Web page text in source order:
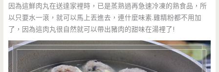
因為這鮮肉丸在送達家裡時，已是蒸熟過再急速冷凍的熟食品，所
以只要水一滾，就可以馬上丟進去，連什麼味素.雞精粉都不用加
了，因為這肉丸很自然就可以帶出豬肉的甜味在湯裡了!